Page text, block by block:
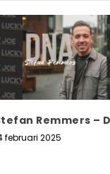
Remmers –
februari 2025